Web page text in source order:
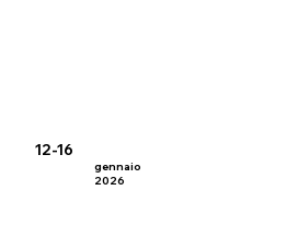
gennaio
12-16
2026